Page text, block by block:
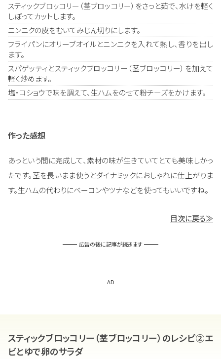
スティックブロッコリー（茎ブロッコリー）をさっと茹で、水けを軽く
しぼってカットします。
ニンニクの皮をむいてみじん切りにします。
フライパンにオリーブオイルとニンニクを入れて熱し、香りを出し
ます。
スパゲッティとスティックブロッコリー（茎ブロッコリー）を加えて
軽く炒めます。
塩・コショウで味を調えて、生ハムをのせて粉チーズをかけます。
作った感想
あっという間に完成して、素材の味が生きていてとても美味しかっ
たです。茎を長いまま使うとダイナミックにおしゃれに仕上がりま
す。生ハムの代わりにベーコンやツナなどを使ってもいいですね。
目次に戻る≫
広告の後に記事が続きます
AD
スティックブロッコリー（茎ブロッコリー）のレシピ➁エ
ビとゆで卵のサラダ